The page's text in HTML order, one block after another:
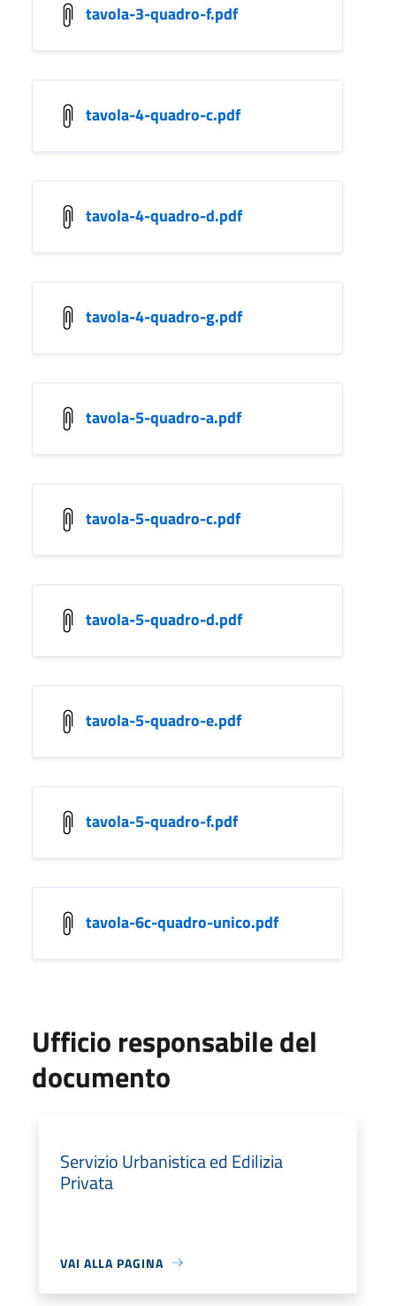
tavola-3-quadro-f.pdf
tavola-4-quadro-c.pdf
tavola-4-quadro-d.pdf
tavola-4-quadro-g.pdf
tavola-5-quadro-a.pdf
tavola-5-quadro-c.pdf
tavola-5-quadro-d.pdf
tavola-5-quadro-e.pdf
tavola-5-quadro-f.pdf
tavola-6c-quadro-unico.pdf
Ufficio responsabile del
documento
Servizio Urbanistica ed Edilizia
Privata
VAI ALLA PAGINA